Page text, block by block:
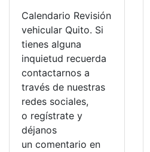
Calendario Revisión
vehicular Quito. Si
tienes alguna
inquietud recuerda
contactarnos a
través de nuestras
redes sociales,
o regístrate y
déjanos
un comentario en